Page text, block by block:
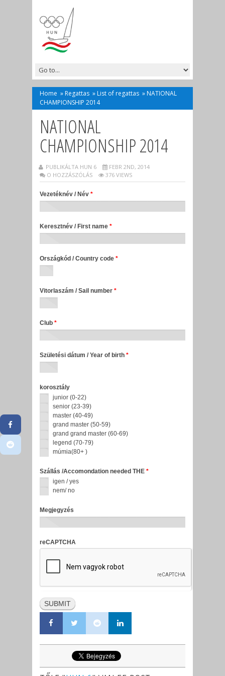
Home » Regattas » List of regattas » NATIONAL
CHAMPIONSHIP 2014
NATIONAL
CHAMPIONSHIP 2014
PUBLIKÁLTA HUN 6
FEBR 2ND, 2014
O HOZZÁSZÓLÁS
376 VIEWS
Vezetéknév / Név *
Keresztnév / First name *
Országkód / Country code *
Vitorlaszám / Sail number *
Club *
Születési dátum / Year of birth *
korosztály
junior (0-22)
senior (23-39)
master (40-49)
grand master (50-59)
grand grand master (60-69)
legend (70-79)
múmia(80+ )
Szállás /Accomondation needed THE *
igen / yes
nem/ no
Megjegyzés
reCAPTCHA